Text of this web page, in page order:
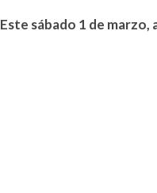
Este sábado 1 de marzo,